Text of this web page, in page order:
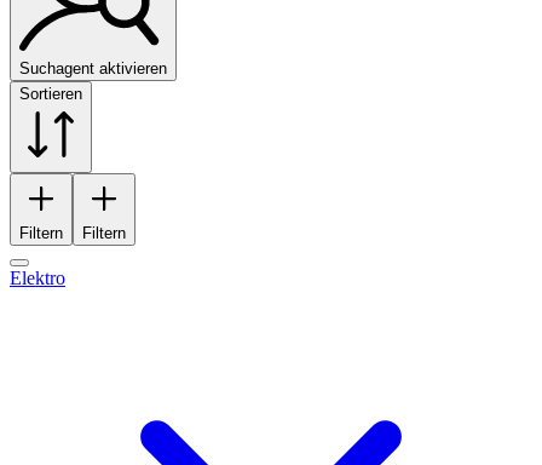
Suchagent aktivieren
Sortieren
Filtern Filtern
Elektro